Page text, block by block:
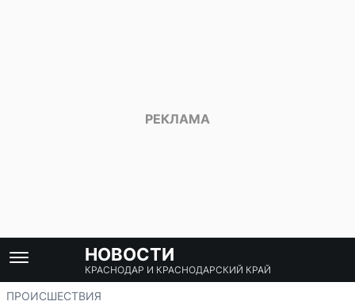
НОВОСТИ
КРАСНОДАР И КРАСНОДАРСКИЙ КРАЙ
ПРОИСШЕСТВИЯ